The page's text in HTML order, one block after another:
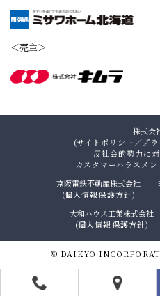
＜売主＞
株式会
(サイトポリシー ／プ
反社会的勢力に
カスタマーハラスメ
京阪電鉄不動産株式会社
(個人情報保護方針)
大和ハウス工業株式会社
(個人情報保護方針)
© DAIKYO